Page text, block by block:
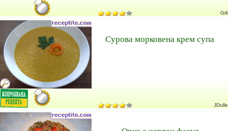
Gifi
Сурова морковена крем супа
JDulle